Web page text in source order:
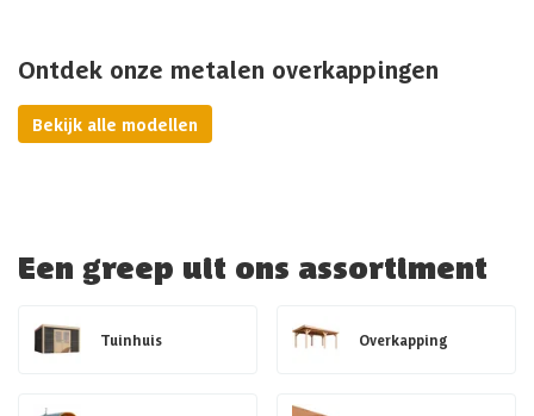
Ontdek onze metalen overkappingen
Bekijk alle modellen
Een greep uit ons assortiment
Tuinhuis Overkapping